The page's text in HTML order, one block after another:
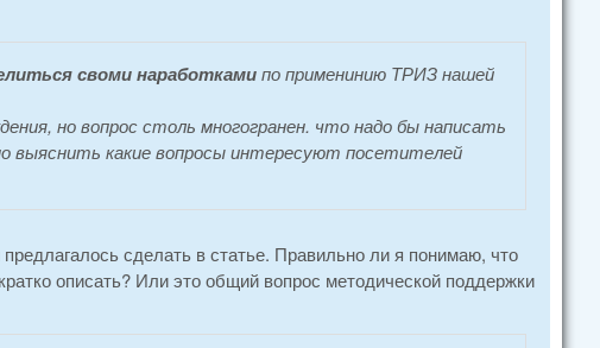
своми наработкамипо применинию ТРИЗ нашей
но вопрос столь многогранен. что надо бы написать
выяснить какие вопросы интересуют посетителей
сделать в статье. Правильно ли я понимаю, что
описать? Или это общий вопрос методической поддержки